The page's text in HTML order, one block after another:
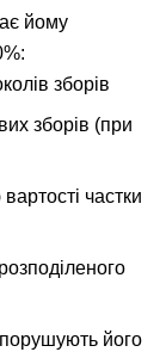
йому
зборів
зборів (при
частки
його